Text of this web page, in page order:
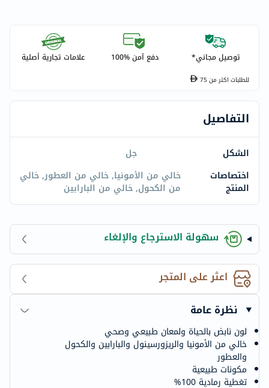
توصيل مجاني* دفع آمن %100 علامات تجارية أصلية
للطلبات اكتر من75
التفاصيل
الشكل
جل
اختصاصات
المنتج
خالي من الأمونيا, خالي من العطور, خالي
من الكحول, خالي من البارابين
سهولة الاسترجاع والإلغاء
اعثر على المتجر
نظرة عامة
لون نابض بالحياة ولمعان طبيعي وصحي
خالي من الأمونيا والريزورسينول والبارابين والكحول
والعطور
مكونات طبيعية
تغطية رمادية 100%